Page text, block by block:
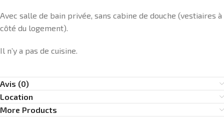
Avec salle de bain privée, sans cabine de douche (vestiaires à
côté du logement).
Il n’y a pas de cuisine.
Avis (0)
Location
More Products